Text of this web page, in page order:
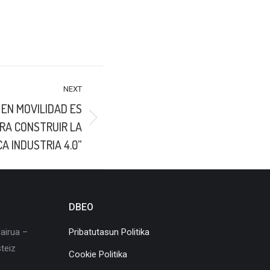
NEXT
MOVILIDAD ES
CONSTRUIR LA
INDUSTRIA 4.0”
–
DBEO
Pribatutasun Politika
Cookie Politika